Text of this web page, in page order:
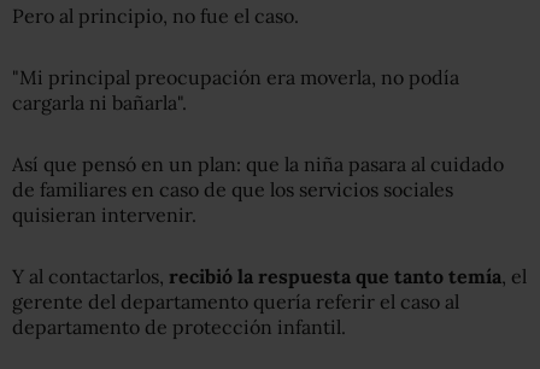
Pero al principio, no fue el caso.
"Mi principal preocupación era moverla, no podía
cargarla ni bañarla".
Así que pensó en un plan: que la niña pasara al cuidado
de familiares en caso de que los servicios sociales
quisieran intervenir.
Y al contactarlos, recibió la respuesta que tanto temía, el
gerente del departamento quería referir el caso al
departamento de protección infantil.